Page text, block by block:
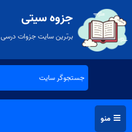
جزوه سیتی
برترین سایت جزوات درسی
منو